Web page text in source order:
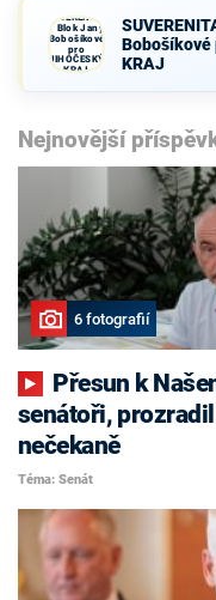
SUVERENITA
- Blok Jany
Bobošíkové
pro
JIHOČESKÝ
KRAJ
Bobošíkové
KRAJ
Nejnovější
6 fotografií
senátoři,
nečekaně
Téma: Senát